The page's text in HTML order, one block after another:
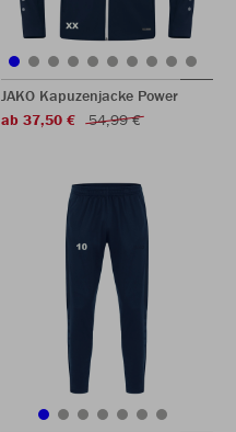
JAKO Kapuzenjacke Power
ab 37,50 €
54,99 €